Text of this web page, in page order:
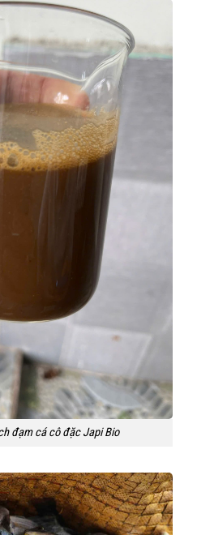
đạm cá cô đặc Japi Bio